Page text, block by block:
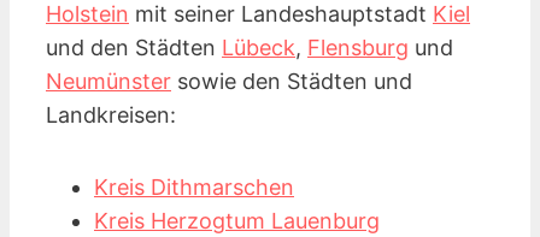
Holstein mit seiner Landeshauptstadt Kiel
und den Städten Lübeck, Flensburg und
Neumünster sowie den Städten und
Landkreisen:
Kreis Dithmarschen
Kreis Herzogtum Lauenburg